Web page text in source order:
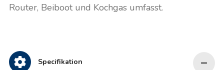
Router, Beiboot und Kochgas umfasst.
Specifikation